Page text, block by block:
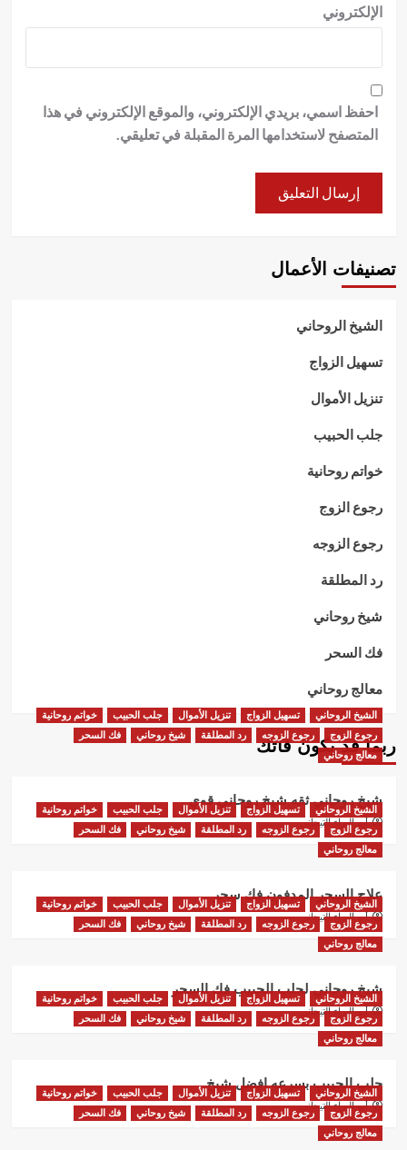
الإلكتروني
احفظ اسمي، بريدي الإلكتروني، والموقع الإلكتروني في هذا
المتصفح لاستخدامها المرة المقبلة في تعليقي.
تصنيفات الأعمال
الشيخ الروحاني
تسهيل الزواج
تنزيل الأموال
جلب الحبيب
خواتم روحانية
رجوع الزوج
رجوع الزوجه
رد المطلقة
شيخ روحاني
فك السحر
معالج روحاني
ربما قد يكون فاتك
الشيخ الروحاني تسهيل الزواج تنزيل الأموال جلب الحبيب
خواتم روحانية
رجوع الزوج
رجوع الزوجه رد المطلقة شيخ روحاني
فك السحر
معالج روحاني
شيخ روحاني ثقه شيخ روحاني قوي
أبو البراء التيجاني
الشيخ الروحاني تسهيل الزواج تنزيل الأموال جلب الحبيب
خواتم روحانية
رجوع الزوج
رجوع الزوجه رد المطلقة شيخ روحاني
فك السحر
معالج روحاني
علاج السحر المدفون فك سحر
أبو البراء التيجاني
الشيخ الروحاني تسهيل الزواج تنزيل الأموال جلب الحبيب
خواتم روحانية
رجوع الزوج
رجوع الزوجه رد المطلقة شيخ روحاني
فك السحر
معالج روحاني
شيخ روحاني لجلب الحبيب فك السحر
أبو البراء التيجاني
الشيخ الروحاني تسهيل الزواج تنزيل الأموال جلب الحبيب
خواتم روحانية
رجوع الزوج
رجوع الزوجه رد المطلقة شيخ روحاني
فك السحر
معالج روحاني
جلب الحبيب بسرعه افضل شيخ
أبو البراء التيجاني
الشيخ الروحاني تسهيل الزواج تنزيل الأموال جلب الحبيب
خواتم روحانية
رجوع الزوج
رجوع الزوجه رد المطلقة شيخ روحاني
فك السحر
معالج روحاني